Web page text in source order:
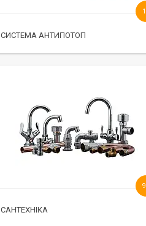
СИСТЕМА АНТИПОТОП
САНТЕХНІКА